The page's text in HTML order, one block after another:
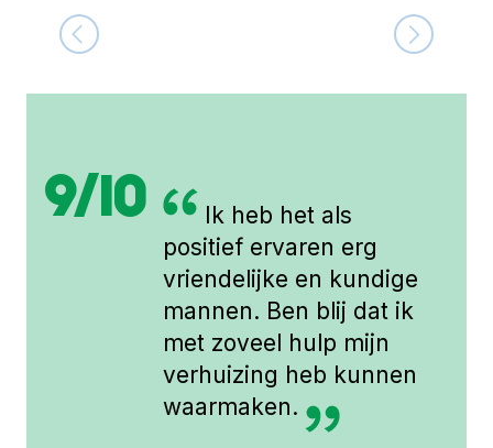
9/10
Ik heb het als
positief ervaren erg
vriendelijke en kundige
mannen. Ben blij dat ik
met zoveel hulp mijn
verhuizing heb kunnen
waarmaken.